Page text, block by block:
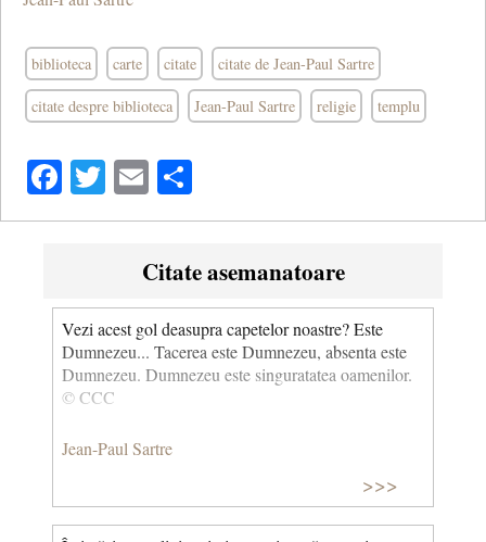
biblioteca carte citate citate de Jean-Paul Sartre
citate despre biblioteca Jean-Paul Sartre religie templu
Facebook
Twitter
Email
Citate asemanatoare
Vezi acest gol deasupra capetelor noastre? Este
Dumnezeu... Tacerea este Dumnezeu, absenta este
Dumnezeu. Dumnezeu este singuratatea oamenilor.
© CCC
Jean-Paul Sartre
>>>